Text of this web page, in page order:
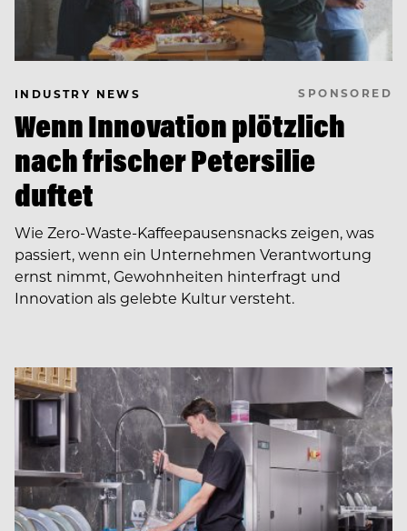
INDUSTRY NEWS SPONSORED
Wenn Innovation plötzlich
nach frischer Petersilie
duftet
Wie Zero-Waste-Kaffeepausensnacks zeigen, was
passiert, wenn ein Unternehmen Verantwortung
ernst nimmt, Gewohnheiten hinterfragt und
Innovation als gelebte Kultur versteht.